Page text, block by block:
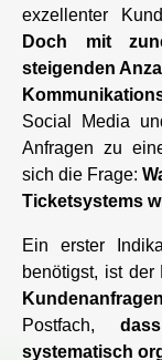
exzellenter
Doch mit
steigenden
Social Media
Anfragen zu
sich die Frage:
Ticketsystems
Ein erster
benötigst, ist
Kundenanfragen
Postfach,
systematisch